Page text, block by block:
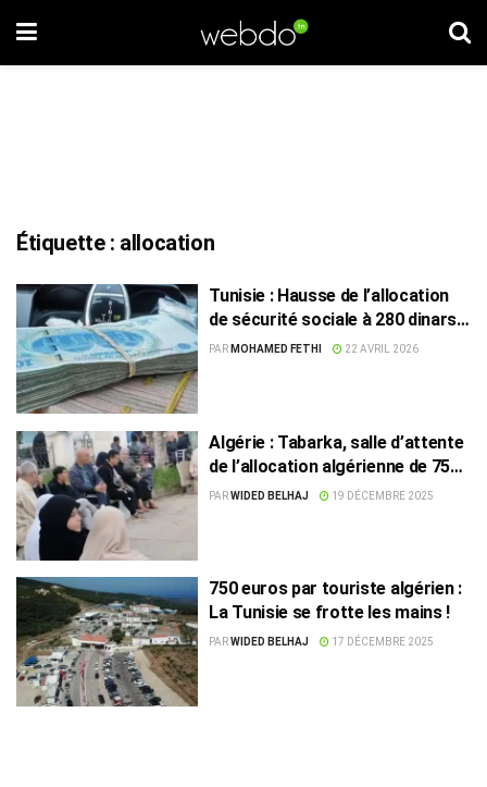
Étiquette : allocation
Tunisie : Hausse de l’allocation
de sécurité sociale à 280 dinars
par mois
PAR MOHAMED FETHI 22 AVRIL 2026
Algérie : Tabarka, salle d’attente
de l’allocation algérienne de 750
euros ?
PARWIDED BELHAJ 19 DÉCEMBRE 2025
750 euros par touriste algérien :
La Tunisie se frotte les mains !
PARWIDED BELHAJ 17 DÉCEMBRE 2025